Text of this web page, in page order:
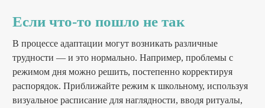
Если что-то пошло не так
В процессе адаптации могут возникать различные
трудности — и это нормально. Например, проблемы с
режимом дня можно решить, постепенно корректируя
распорядок. Приближайте режим к школьному, используя
визуальное расписание для наглядности, вводя ритуалы,